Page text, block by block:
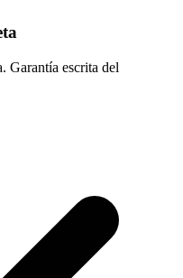
escrita del